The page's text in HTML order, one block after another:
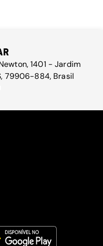
1401 - Jardim
79906-884, Brasil